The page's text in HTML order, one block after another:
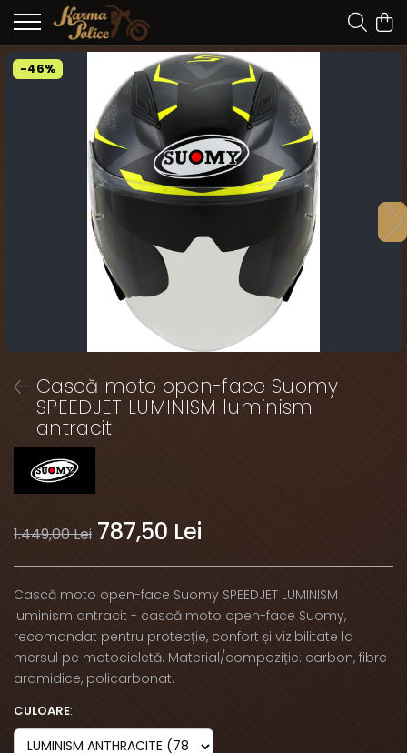
-46%
Cască moto open-face Suomy
SPEEDJET LUMINISM luminism
antracit
1.449,00 Lei 787,50 Lei
Cască moto open-face Suomy SPEEDJET LUMINISM
luminism antracit - cască moto open-face Suomy,
recomandat pentru protecție, confort și vizibilitate la
mersul pe motocicletă. Material/compoziție: carbon, fibre
aramidice, policarbonat.
CULOARE: